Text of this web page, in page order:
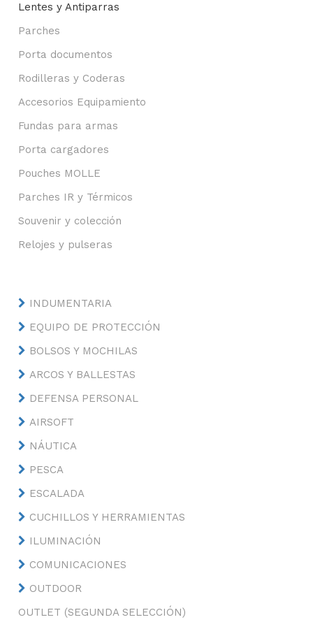
Lentes y Antiparras
Parches
Porta documentos
Rodilleras y Coderas
Accesorios Equipamiento
Fundas para armas
Porta cargadores
Pouches MOLLE
Parches IR y Térmicos
Souvenir y colección
Relojes y pulseras
INDUMENTARIA
EQUIPO DE PROTECCIÓN
BOLSOS Y MOCHILAS
ARCOS Y BALLESTAS
DEFENSA PERSONAL
AIRSOFT
NÁUTICA
PESCA
ESCALADA
CUCHILLOS Y HERRAMIENTAS
ILUMINACIÓN
COMUNICACIONES
OUTDOOR
OUTLET (SEGUNDA SELECCIÓN)